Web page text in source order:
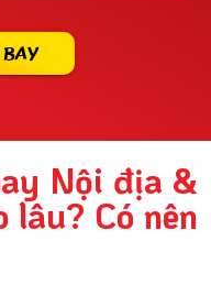
Nội địa &
lâu? Có nên